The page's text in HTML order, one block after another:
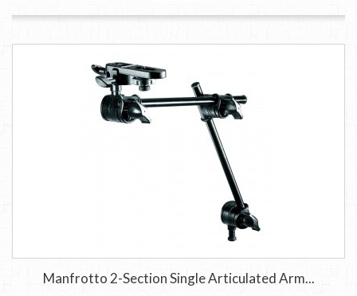
Manfrotto 2-Section Single Articulated Arm...